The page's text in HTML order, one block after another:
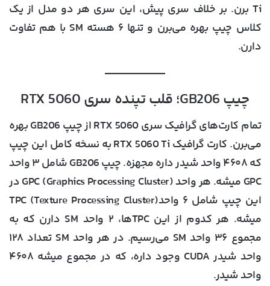
Ti برن. بر خلاف سری پیش، این سری هر دو مدل از یک
کلاس چیپ بهره می‌برن و تنها ۶ هسته SM با هم تفاوت
دارن.
چیپ GB206؛ قلب تپنده سری RTX 5060
تمام کارت‌های گرافیک سری RTX 5060 از چیپ GB206 بهره
می‌برن. کارت گرافیک RTX 5060 Ti به نسخه کامل این چیپ
که ۴۶۰۸ واحد شیدر داره مجهزه. چیپ GB206 شامل ۳ واحد
GPC میشه. هر واحد GPC (Graphics Processing Cluster) در
این چیپ شامل ۶ واحدTPC (Texture Processing Cluster)
میشه. هر کدوم از این TPCها، ۲ واحد SM دارن که به
مجموع ۳۶ واحد SM می‌رسیم. در هر واحد SM تعداد ۱۲۸
واحد شیدر CUDA وجود داره، که در مجموع میشه ۴۶۰۸
واحد شیدر.